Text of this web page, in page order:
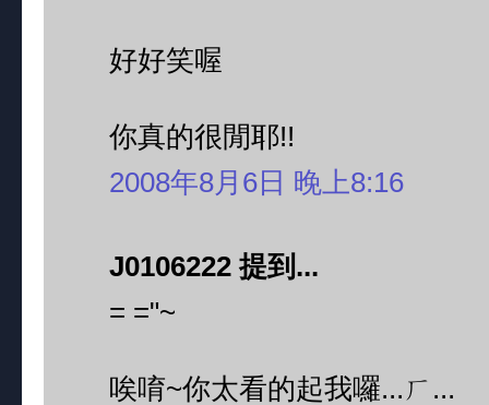
好好笑喔
你真的很閒耶!!
2008年8月6日 晚上8:16
J0106222 提到...
= ="~
唉唷~你太看的起我囉...ㄏ...